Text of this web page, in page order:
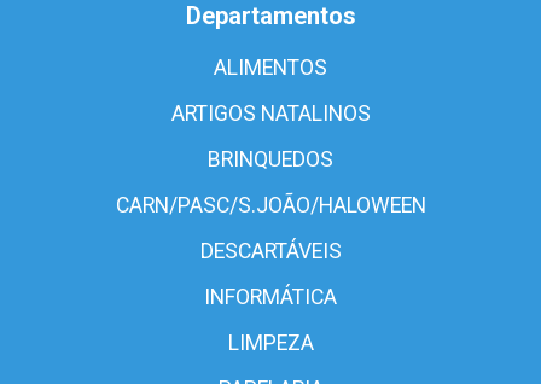
Departamentos
ALIMENTOS
ARTIGOS NATALINOS
BRINQUEDOS
CARN/PASC/S.JOÃO/HALOWEEN
DESCARTÁVEIS
INFORMÁTICA
LIMPEZA